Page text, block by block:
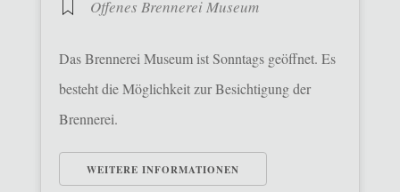
Offenes Brennerei Museum
Das Brennerei Museum ist Sonntags geöffnet. Es
besteht die Möglichkeit zur Besichtigung der
Brennerei.
WEITERE INFORMATIONEN